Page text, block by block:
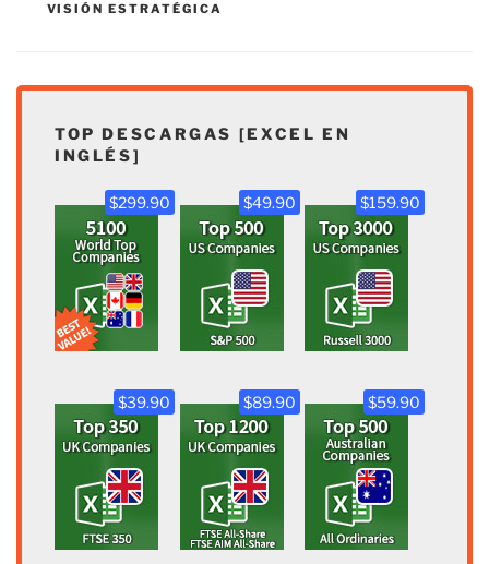
VISIÓN ESTRATÉGICA
TOP DESCARGAS [EXCEL EN
INGLÉS]
$299.90 $49.90 $159.90
$39.90 $89.90 $59.90